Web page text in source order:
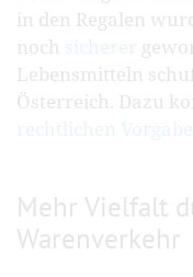
in den Regalen
noch sicherer
Lebensmitteln
Österreich. Dazu
rechtlichen
Mehr Vielfalt
Warenverkehr